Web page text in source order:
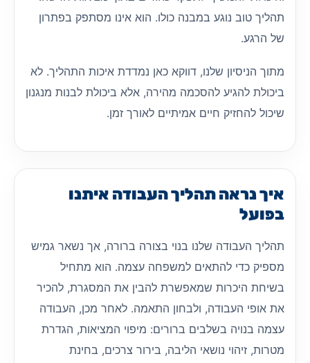
תהליך טוב נוגע במבנה כולו. הוא אינו מסתפק בפתרון
של הרגע.
מתוך הניסיון שלנו, דווקא כאן נמדדת איכות התהליך. לא
ביכולת להגיע להסכמה מהירה, אלא ביכולת לבנות מנגנון
שיכול להחזיק חיים אמיתיים לאורך זמן.
איך נראה תהליך העבודה איתנו
בפועל
תהליך העבודה שלנו בנוי בצורה ברורה, אך נשאר גמיש
מספיק כדי להתאים למשפחה עצמה. הוא מתחיל
בשיחת היכרות שמאפשרת להבין את המסגרת, להכיר
את אופי העבודה, ולבחון התאמה. לאחר מכן, העבודה
עצמה בנויה בשלבים ברורים: מיפוי המציאות, הגדרת
מטרות, זיהוי נושאי הליבה, בירור צרכים, בחינת